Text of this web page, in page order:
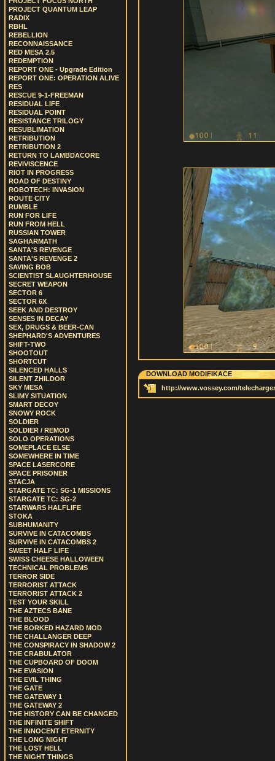
PROJECT QUANTUM LEAP
RADIX
RBHL
REBELLION
RECONNAISSANCE
RED MESA 2.5
REDEMPTION
REPORT ONE - Upgrade Edition
REPORT ONE: OPERATION ALIVE
RES
RESCUE 9-1-FREEMAN
RESIDUAL LIFE
RESIDUAL POINT
RESISTANCE TRILOGY
RESUBLIMATION
RETRIBUTION
RETRIBUTION 2
RETURN TO LAMBDACORE
REVIVISCENCE
RIOT IN PROGRESS
ROAD OF DESTINY
ROBOTECH: INVASION
ROUTE CITY
RUMBLE
RUN FOR LIFE
RUN FROM HELL
RUSSIAN TOWER
SAGHARMATH
SANTA'S REVENGE
SANTA'S REVENGE 2
SAVING BOB
SCIENTIST SLAUGHTERHOUSE
SECRET WEAPON
SECTOR 6
SECTOR 6X
SEEK AND DESTROY
SENSES IN DECAY
SEX, DRUGS & BEER-CAN
SHEPHARD'S ADVENTURES
SHIFT-TWO
SHOOTOUT
SHORTCUT
SILENCED HALLS
SILENT ZHILDOR
SKY MESA
SLIMY SITUATION
SMART DECOY
SNOWY ROCK
SOLDIER
SOLDIER / REMOD
SOLO OPERATIONS
SOMEPLACE ELSE
SOMEWHERE IN TIME
SPACE LASERCORE
SPACE PRISONER
STACJA
STARGATE TC: SG-1 MISSIONS
STARGATE TC: SG-2
STARWARS HALFLIFE
STOKA
SUBHUMANITY
SURVIVE IN CATACOMBS
SURVIVE IN CATACOMBS 2
SWEET HALF LIFE
SWISS CHEESE HALLOWEEN
TECHNICAL PROBLEMS
TERROR SIDE
TERRORIST ATTACK
TERRORIST ATTACK 2
TEST YOUR SKILL
THE AZTECS BANE
THE BLOOD
THE BORKED HAZARD MOD
THE CHALLANGER DEEP
THE CONSPIRACY IN SHADOW 2
THE CRABULATOR
THE CUPBOARD OF DOOM
THE EVASION
THE EVIL THING
THE GATE
THE GATEWAY 1
THE GATEWAY 2
THE HISTORY CAN BE CHANGED
THE INFINITE SHIFT
THE INNOCENT ETERNITY
THE LONG NIGHT
THE LOST HELL
THE NIGHT THINGS
DOWNLOAD MODIFIKACE
http://www.vossey.com/